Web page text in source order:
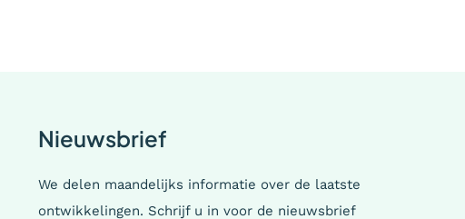
Nieuwsbrief
We delen maandelijks informatie over de laatste
ontwikkelingen. Schrijf u in voor de nieuwsbrief